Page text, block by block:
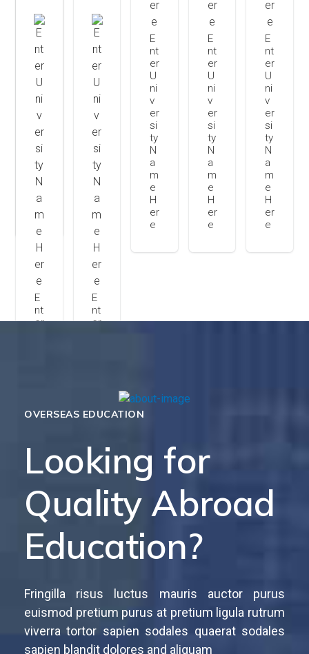
E
nt
er
U
ni
v
er
si
ty
N
a
m
e
H
er
e
E
nt
er
U
ni
v
er
si
ty
N
a
m
e
H
er
e
E
nt
er
U
ni
v
er
si
ty
N
a
m
e
H
er
e
E
nt
er
U
ni
v
er
si
ty
N
a
m
e
H
er
e
E
nt
er
N
a
er
E
nt
er
N
a
H
er
OVERSEAS EDUCATION
Looking for
Quality Abroad
Education?
Fringilla risus luctus mauris auctor purus
euismod pretium purus at pretium ligula rutrum
viverra tortor sapien sodales quaerat sodales
sapien blandit dolores and aliquam